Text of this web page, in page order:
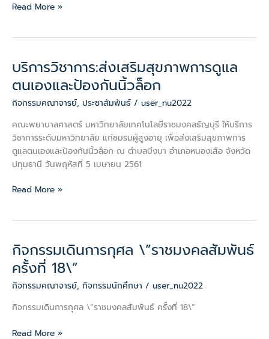
Read More »
บริการวิชาการ:ส่งเสริมสุขภาพการดูแล
ตนเองและป้องกันนิ้วล็อก
กิจกรรมคณาจารย์, ประชาสัมพันธ์ / user_nu2022
คณะพยาบาลศาสตร์ มหาวิทยาลัยเทคโนโลยีราชมงคลธัญบุรี ให้บริการ
วิชาการระดับมหาวิทยาลัย แก่ชมรมผู้สูงอายุ เพื่อส่งเสริมสุขภาพการ
ดูแลตนเองและป้องกันนิ้วล็อก ณ ตำบลบึงบา อำเภอหนองเสือ จังหวัด
ปทุมธานี วันพฤหัสที่ 5 เมษายน 2561
บริการ
เสริมสุข
ภาพ
ดูแล
ตนเอง
และ
ป้องกัน
ล็อก
Read More »
กิจกรรมเดินการกุศล \”ราชมงคลสัมพันธ์
ครั้งที่ 18\”
กิจกรรมคณาจารย์, กิจกรรมนักศึกษา / user_nu2022
กิจกรรมเดินการกุศล \”ราชมงคลสัมพันธ์ ครั้งที่ 18\”
กิจกรรม
เดิน
การ
กุศล
มงคล
Read More »